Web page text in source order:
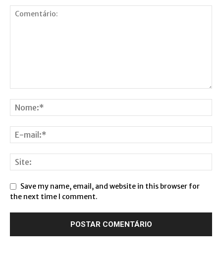
Save my name, email, and website in this browser for
the next time I comment.